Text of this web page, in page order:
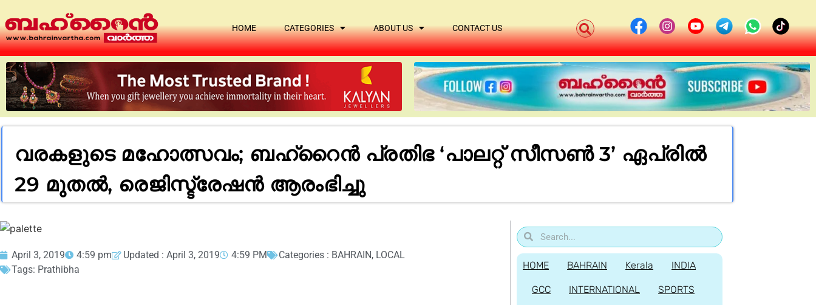
HOME CATEGORIES ABOUT US CONTACT US
വരകളുടെ മഹോത്സവം; ബഹ്‌റൈൻ പ്രതിഭ ‘പാലറ്റ് സീസൺ 3’ ഏപ്രിൽ
29 മുതൽ, രെജിസ്ട്രേഷൻ ആരംഭിച്ചു
April 3, 2019 4:59 pm Updated : April 3, 2019 4:59 PM Categories : BAHRAIN, LOCAL
Tags: Prathibha HOME BAHRAIN Kerala INDIA
GCC INTERNATIONAL SPORTS